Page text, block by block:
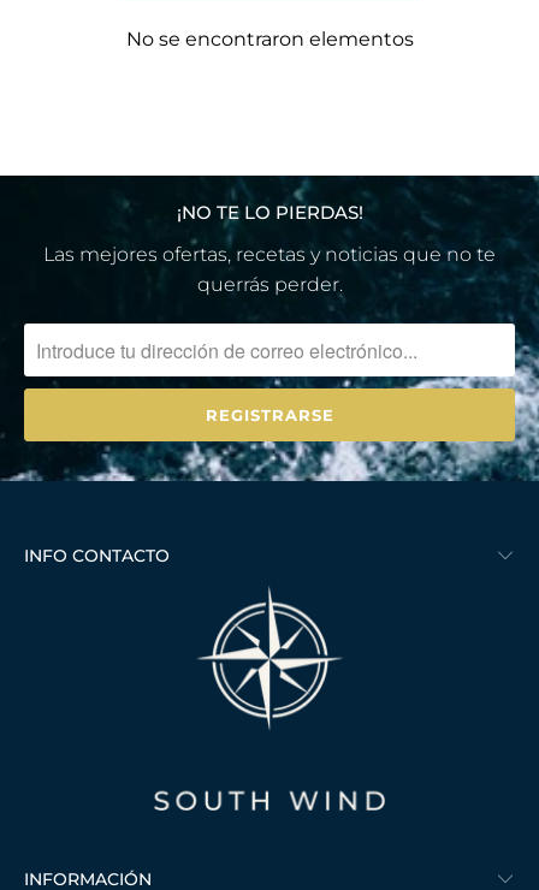
No se encontraron elementos
¡NO TE LO PIERDAS!
Las mejores ofertas, recetas y noticias que no te
querrás perder.
INFO CONTACTO
INFORMACIÓN